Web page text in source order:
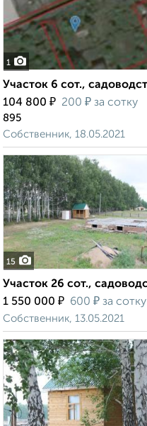
1
Участок 6 сот.,
104 800 ₽ 200 ₽ за сотку
895
Собственник, 18.05.2021
15
Участок 26 сот.,
1 550 000 ₽ 600 ₽ за сотку
Собственник, 13.05.2021